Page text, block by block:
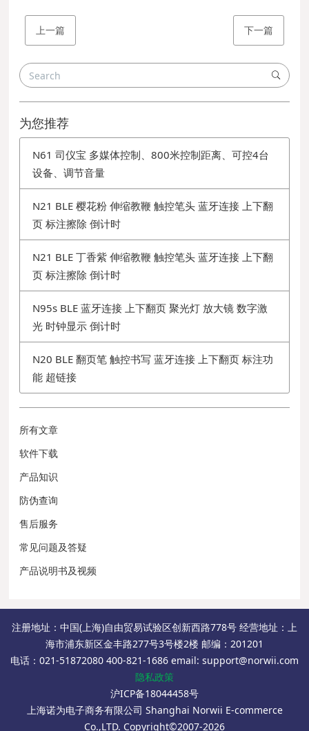
上一篇 下一篇
为您推荐
N61 司仪宝 多媒体控制、800米控制距离、可控4台
设备、调节音量
N21 BLE 樱花粉 伸缩教鞭 触控笔头 蓝牙连接 上下翻
页 标注擦除 倒计时
N21 BLE 丁香紫 伸缩教鞭 触控笔头 蓝牙连接 上下翻
页 标注擦除 倒计时
N95s BLE 蓝牙连接 上下翻页 聚光灯 放大镜 数字激
光 时钟显示 倒计时
N20 BLE 翻页笔 触控书写 蓝牙连接 上下翻页 标注功
能 超链接
所有文章
软件下载
产品知识
防伪查询
售后服务
常见问题及答疑
产品说明书及视频
注册地址：中国(上海)自由贸易试验区创新西路778号 经营地址：上
海市浦东新区金丰路277号3号楼2楼 邮编：201201
电话：021-51872080 400-821-1686 email: support@norwii.com
隐私政策
沪ICP备18044458号
上海诺为电子商务有限公司 Shanghai Norwii E-commerce
Co.,LTD. Copyright©2007-2026